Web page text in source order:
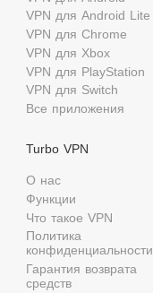
VPN для Android Lite
VPN для Chrome
VPN для Xbox
VPN для PlayStation
VPN для Switch
Все приложения
Turbo VPN
О нас
Функции
Что такое VPN
Политика
конфиденциальности
Гарантия возврата
средств